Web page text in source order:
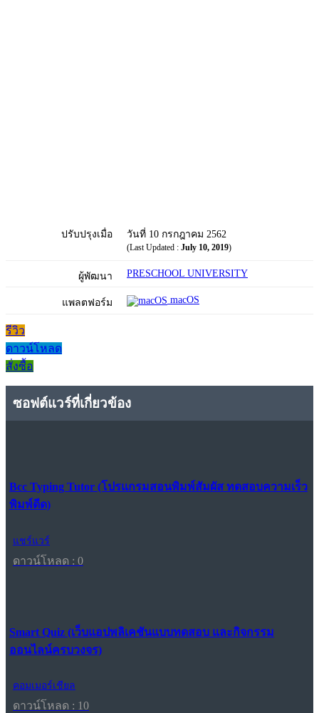
ปรับปรุงเมื่อ วันที่ 10 กรกฎาคม 2562
(Last Updated : July 10, 2019)
ผู้พัฒนา PRESCHOOL UNIVERSITY
แพลตฟอร์ม macOS
รีวิว
ดาวน์โหลด
สั่งซื้อ
ซอฟต์แวร์ที่เกี่ยวข้อง
Bcc Typing Tutor (โปรแกรมสอนพิมพ์สัมผัส ทดสอบความเร็ว
พิมพ์ดีด)
แชร์แวร์
ดาวน์โหลด : 0
Smart Quiz (เว็บแอปพลิเคชันแบบทดสอบ และกิจกรรม
ออนไลน์ครบวงจร)
คอมเมอร์เชียล
ดาวน์โหลด : 10